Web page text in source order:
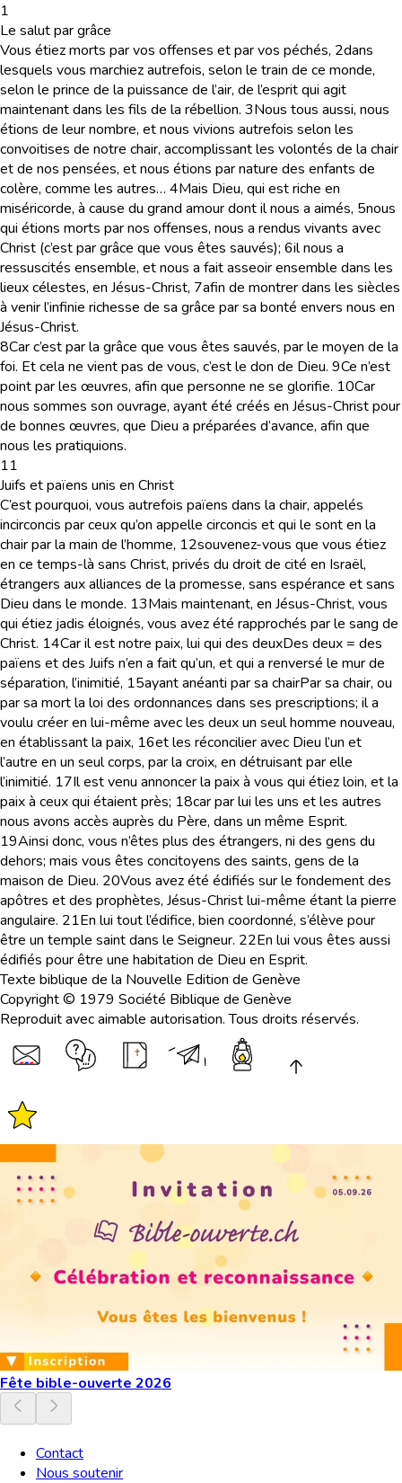
1
Le salut par grâce
Vous étiez morts par vos offenses et par vos péchés, 2dans
lesquels vous marchiez autrefois, selon le train de ce monde,
selon le prince de la puissance de l’air, de l’esprit qui agit
maintenant dans les fils de la rébellion. 3Nous tous aussi, nous
étions de leur nombre, et nous vivions autrefois selon les
convoitises de notre chair, accomplissant les volontés de la chair
et de nos pensées, et nous étions par nature des enfants de
colère, comme les autres… 4Mais Dieu, qui est riche en
miséricorde, à cause du grand amour dont il nous a aimés, 5nous
qui étions morts par nos offenses, nous a rendus vivants avec
Christ (c’est par grâce que vous êtes sauvés); 6il nous a
ressuscités ensemble, et nous a fait asseoir ensemble dans les
lieux célestes, en Jésus-Christ, 7afin de montrer dans les siècles
à venir l’infinie richesse de sa grâce par sa bonté envers nous en
Jésus-Christ.
8Car c’est par la grâce que vous êtes sauvés, par le moyen de la
foi. Et cela ne vient pas de vous, c’est le don de Dieu. 9Ce n’est
point par les œuvres, afin que personne ne se glorifie. 10Car
nous sommes son ouvrage, ayant été créés en Jésus-Christ pour
de bonnes œuvres, que Dieu a préparées d’avance, afin que
nous les pratiquions.
11
Juifs et païens unis en Christ
C’est pourquoi, vous autrefois païens dans la chair, appelés
incirconcis par ceux qu’on appelle circoncis et qui le sont en la
chair par la main de l’homme, 12souvenez-vous que vous étiez
en ce temps-là sans Christ, privés du droit de cité en Israël,
étrangers aux alliances de la promesse, sans espérance et sans
Dieu dans le monde. 13Mais maintenant, en Jésus-Christ, vous
qui étiez jadis éloignés, vous avez été rapprochés par le sang de
Christ. 14Car il est notre paix, lui qui des deuxDes deux= des
païens et des Juifs n’en a fait qu’un, et qui a renversé le mur de
séparation, l’inimitié, 15ayant anéanti par sa chairPar sa chair, ou
par sa mortla loi des ordonnances dans ses prescriptions; il a
voulu créer en lui-même avec les deux un seul homme nouveau,
en établissant la paix, 16et les réconcilier avec Dieu l’un et
l’autre en un seul corps, par la croix, en détruisant par elle
l’inimitié. 17Il est venu annoncer la paix à vous qui étiez loin, et la
paix à ceux qui étaient près; 18car par lui les uns et les autres
nous avons accès auprès du Père, dans un même Esprit.
19Ainsi donc, vous n’êtes plus des étrangers, ni des gens du
dehors; mais vous êtes concitoyens des saints, gens de la
maison de Dieu. 20Vous avez été édifiés sur le fondement des
apôtres et des prophètes, Jésus-Christ lui-même étant la pierre
angulaire. 21En lui tout l’édifice, bien coordonné, s’élève pour
être un temple saint dans le Seigneur. 22En lui vous êtes aussi
édifiés pour être une habitation de Dieu en Esprit.
Texte biblique de la Nouvelle Edition de Genève
Copyright © 1979 Société Biblique de Genève
Reproduit avec aimable autorisation. Tous droits réservés.
Fête bible-ouverte 2026
Contact
Nous soutenir